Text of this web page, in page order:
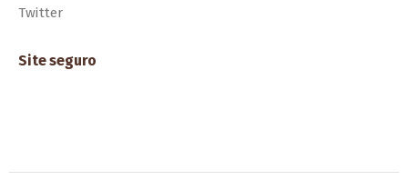
Twitter
Site seguro